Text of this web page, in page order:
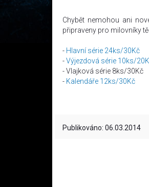
Chybět nemohou ani
připraveny pro milovníky
- Hlavní série 24ks/30Kč
-Výjezdová série 10ks/
- Vlajková série 8ks/30Kč
- Kalendáře 12ks/30Kč
Publikováno: 06.03.2014